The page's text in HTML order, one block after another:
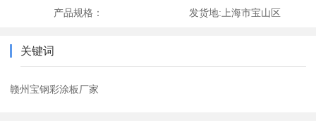
产品规格： 发货地:上海市宝山区
关键词
赣州宝钢彩涂板厂家